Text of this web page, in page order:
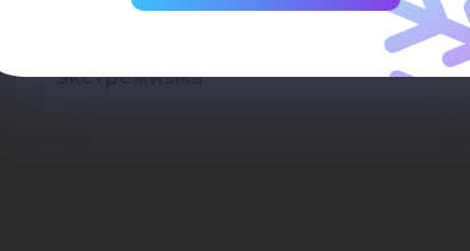
студентам на тему противодействия
экстремизма